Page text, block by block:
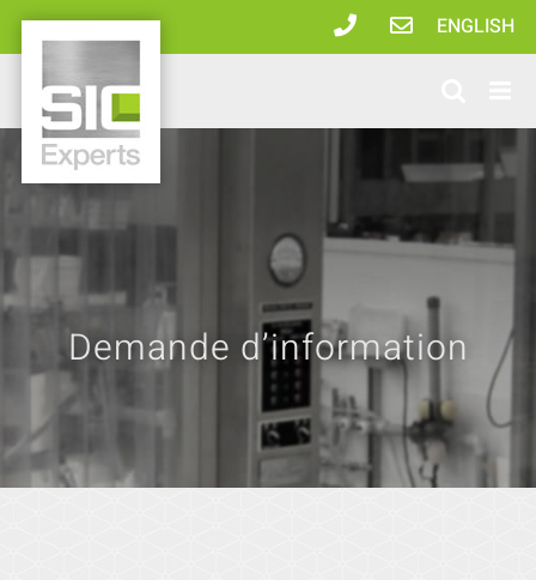
Passer
au
contenu
ENGLISH
Demande d’information